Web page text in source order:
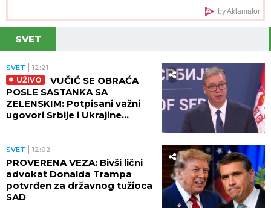
by Aklamator
SVET
SVET 12:21
UŽIVO
POSLE SASTANKA SA
ZELENSKIM: Potpisani važni
ugovori Srbije i Ukrajine
SVET 12:02
PROVERENA VEZA: Bivši lični
advokat Donalda Trampa
potvrđen za državnog tužioca
SAD